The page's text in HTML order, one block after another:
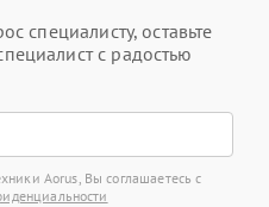
специалисту, оставьте
с радостью
Aorus, Вы соглашаетесь с